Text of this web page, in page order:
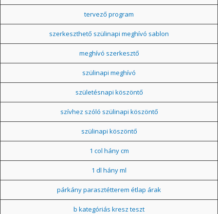
tervező program
szerkeszthető szülinapi meghívó sablon
meghívó szerkesztő
szülinapi meghívó
születésnapi köszöntő
szívhez szóló szülinapi köszöntő
szülinapi köszöntő
1 col hány cm
1 dl hány ml
párkány parasztétterem étlap árak
b kategóriás kresz teszt